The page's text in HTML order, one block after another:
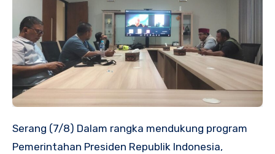
Serang (7/8) Dalam rangka mendukung program
Pemerintahan Presiden Republik Indonesia,